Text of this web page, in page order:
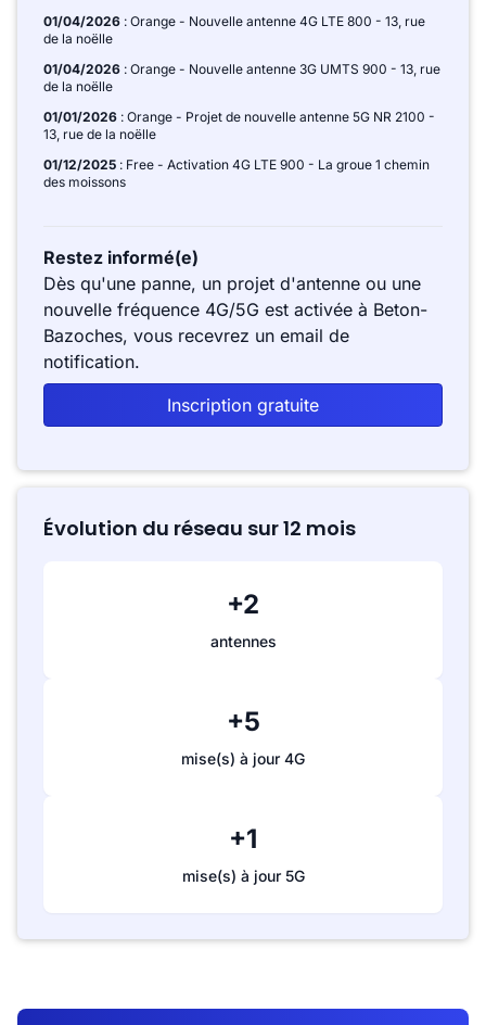
01/04/2026 : Orange - Nouvelle antenne 4G LTE 800 - 13, rue
de la noëlle
01/04/2026 : Orange - Nouvelle antenne 3G UMTS 900 - 13, rue
de la noëlle
01/01/2026 : Orange - Projet de nouvelle antenne 5G NR 2100 -
13, rue de la noëlle
01/12/2025 : Free - Activation 4G LTE 900 - La groue 1 chemin
des moissons
Restez informé(e)
Dès qu'une panne, un projet d'antenne ou une
nouvelle fréquence 4G/5G est activée à Beton-
Bazoches, vous recevrez un email de
notification.
Inscription gratuite
Évolution du réseau sur 12 mois
+2
antennes
+5
mise(s) à jour 4G
+1
mise(s) à jour 5G